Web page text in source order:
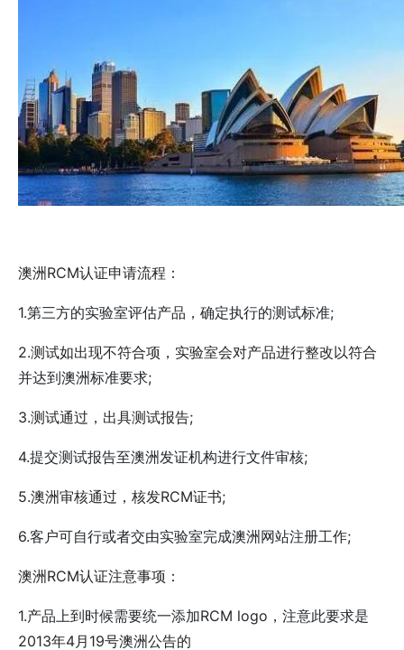
澳洲RCM认证申请流程：
1.第三方的实验室评估产品，确定执行的测试标准;
2.测试如出现不符合项，实验室会对产品进行整改以符合
并达到澳洲标准要求;
3.测试通过，出具测试报告;
4.提交测试报告至澳洲发证机构进行文件审核;
5.澳洲审核通过，核发RCM证书;
6.客户可自行或者交由实验室完成澳洲网站注册工作;
澳洲RCM认证注意事项：
1.产品上到时候需要统一添加RCM logo，注意此要求是
2013年4月19号澳洲公告的